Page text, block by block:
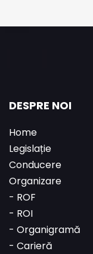
DESPRE NOI
Home
Legislație
Conducere
Organizare
- ROF
- ROI
- Organigramă
- Carieră